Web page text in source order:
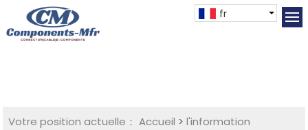
fr
Votre position actuelle： Accueil >l'information